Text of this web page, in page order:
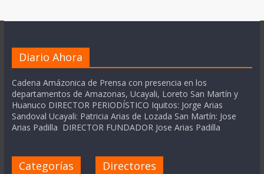
Diario Ahora
Cadena Amázonica de Prensa con presencia en los
departamentos de Amazonas, Ucayali, Loreto San Martín y
Huanuco DIRECTOR PERIODÍSTICO Iquitos: Jorge Arias
Sandoval Ucayali: Patricia Arias de Lozada San Martín: Jose
Arias Padilla DIRECTOR FUNDADOR Jose Arias Padilla
Categorías Directores